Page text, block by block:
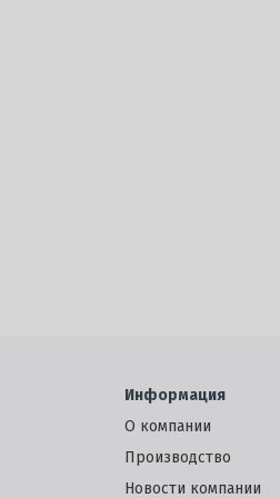
Информация
О компании
Производство
Новости компании